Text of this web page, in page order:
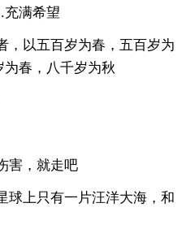
满希望
，以五百岁为春，五百岁为
春，八千岁为秋
害，就走吧
球上只有一片汪洋大海，和